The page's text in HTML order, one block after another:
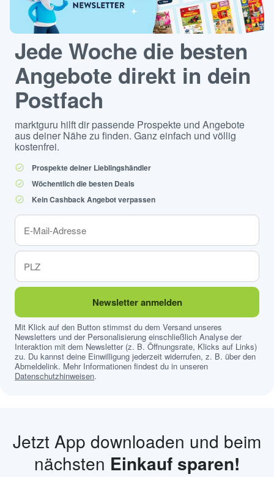
Jede Woche die besten
Angebote direkt in dein
Postfach
marktguru hilft dir passende Prospekte und Angebote
aus deiner Nähe zu finden. Ganz einfach und völlig
kostenfrei.
Prospekte deiner Lieblingshändler
Wöchentlich die besten Deals
Kein Cashback Angebot verpassen
Newsletter anmelden
Mit Klick auf den Button stimmst du dem Versand unseres
Newsletters und der Personalisierung einschließlich Analyse der
Interaktion mit dem Newsletter (z. B. Öffnungsrate, Klicks auf Links)
zu. Du kannst deine Einwilligung jederzeit widerrufen, z. B. über den
Abmeldelink. Mehr Informationen findest du in unseren
Datenschutzhinweisen.
Jetzt App downloaden und beim
nächsten Einkauf sparen!